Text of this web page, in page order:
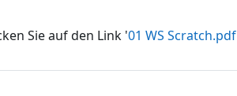
Sie auf den Link '01 WS Scratch.pdf